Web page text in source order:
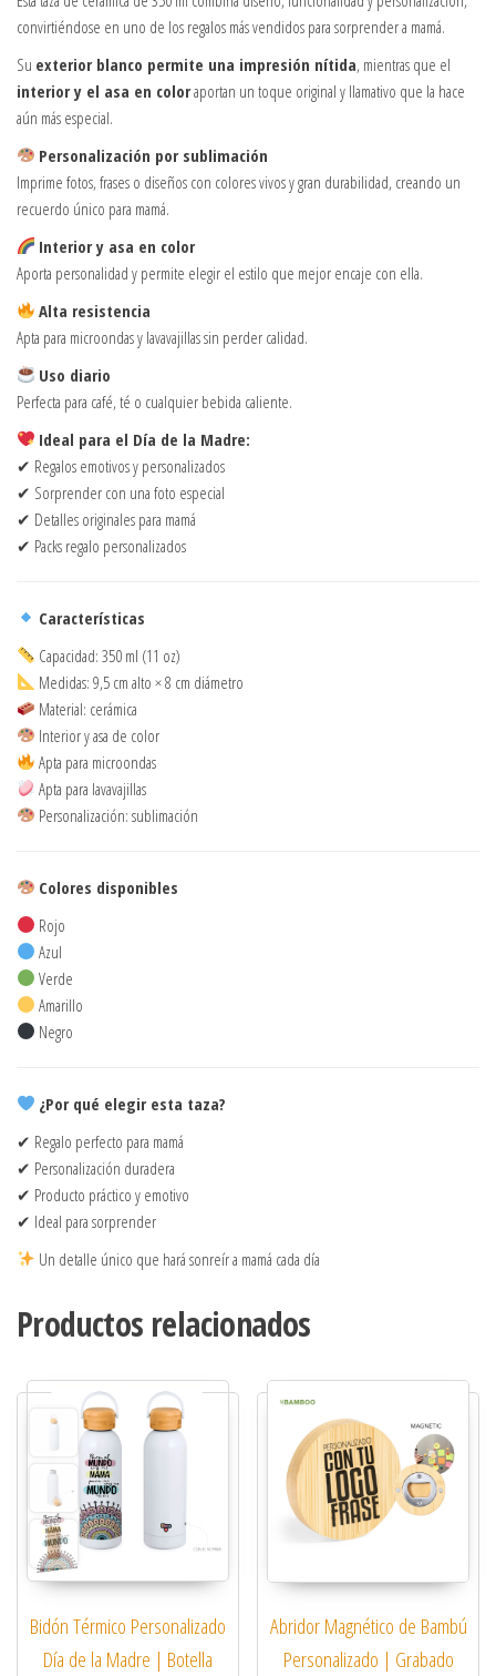
convirtiéndose en uno de los regalos más vendidos para sorprender a mamá.
Su exterior blanco permite una impresión nítida, mientras que el
interior y el asa en coloraportan un toque original y llamativo que la hace
aún más especial.
Personalización por sublimación
Imprime fotos, frases o diseños con colores vivos y gran durabilidad, creando un
recuerdo único para mamá.
Interior y asa en color
Aporta personalidad y permite elegir el estilo que mejor encaje con ella.
Alta resistencia
Apta para microondas y lavavajillas sin perder calidad.
Uso diario
Perfecta para café, té o cualquier bebida caliente.
Ideal para el Día de la Madre:
✔ Regalos emotivos y personalizados
✔ Sorprender con una foto especial
✔ Detalles originales para mamá
✔ Packs regalo personalizados
Características
Capacidad: 350 ml (11 oz)
Medidas: 9,5 cm alto × 8 cm diámetro
Material: cerámica
Interior y asa de color
Apta para microondas
Apta para lavavajillas
Personalización: sublimación
Colores disponibles
Rojo
Azul
Verde
Amarillo
Negro
¿Por qué elegir esta taza?
✔ Regalo perfecto para mamá
✔ Personalización duradera
✔ Producto práctico y emotivo
✔ Ideal para sorprender
Un detalle único que hará sonreír a mamá cada día
Productos relacionados
Bidón Térmico Personalizado
Día de la Madre | Botella
Abridor Magnético de Bambú
Personalizado | Grabado